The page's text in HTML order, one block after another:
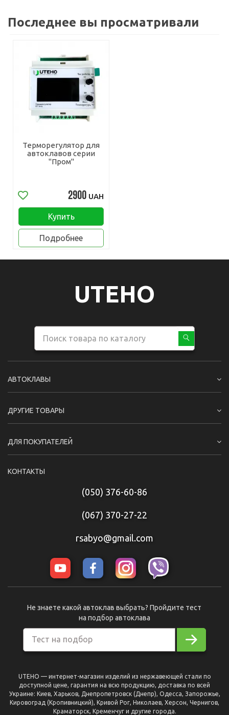
Последнее вы просматривали
Терморегулятор для
автоклавов серии
"Пром"
2900 UAH
Купить
Подробнее
UTEHO
АВТОКЛАВЫ
ДРУГИЕ ТОВАРЫ
ДЛЯ ПОКУПАТЕЛЕЙ
КОНТАКТЫ
(050) 376-60-86
(067) 370-27-22
rsabyo@gmail.com
Тест на подбор
Не знаете какой автоклав выбрать? Пройдите тест
на подбор автоклава
UTEHO — интернет-магазин изделий из нержавеющей стали по
доступной цене, гарантия на всю продукцию, доставка по всей
Украине: Киев, Харьков, Днепропетровск (Днепр), Одесса, Запорожье,
Кировоград (Кропивницкий), Кривой Рог, Николаев, Херсон, Чернигов,
Краматорск, Кременчуг и другие города.